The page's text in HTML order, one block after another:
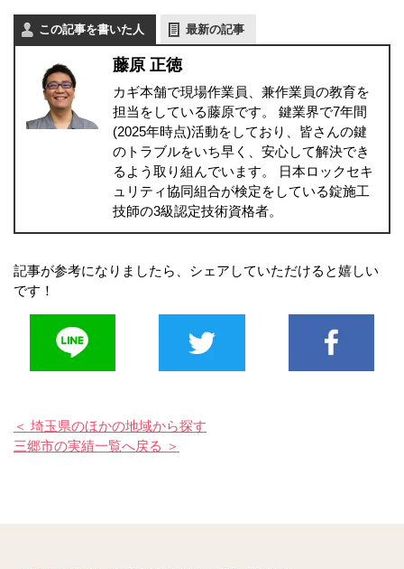
この記事を書いた人 最新の記事
藤原 正徳
カギ本舗で現場作業員、兼作業員の教育を
担当をしている藤原です。 鍵業界で7年間
(2025年時点)活動をしており、皆さんの鍵
のトラブルをいち早く、安心して解決でき
るよう取り組んでいます。 日本ロックセキ
ュリティ協同組合が検定をしている錠施工
技師の3級認定技術資格者。
記事が参考になりましたら、シェアしていただけると嬉しい
です！
＜ 埼玉県のほかの地域から探す
三郷市の実績一覧へ戻る ＞